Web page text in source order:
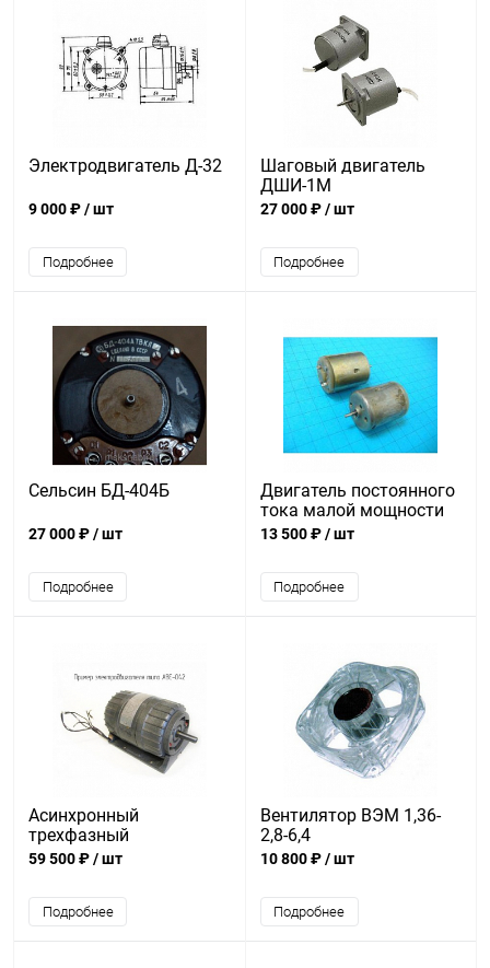
Электродвигатель Д-32
9 000 ₽/ шт
Подробнее
Шаговый двигатель
ДШИ-1М
27 000 ₽/ шт
Подробнее
Сельсин БД-404Б
27 000 ₽/ шт
Подробнее
Двигатель постоянного
тока малой мощности
ДПА25
13 500 ₽/ шт
Подробнее
Асинхронный
трехфазный
электродвигатель
59 500 ₽/ шт
Подробнее
Вентилятор ВЭМ 1,36-
2,8-6,4
10 800 ₽/ шт
Подробнее